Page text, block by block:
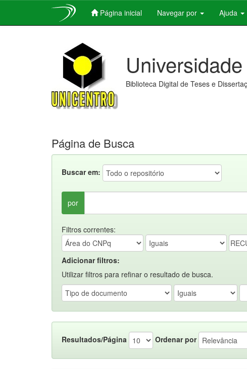
Página inicial Navegar por Ajuda
Biblioteca Digital de Teses e
Página de Busca
Buscar em:
por
Filtros correntes:
Adicionar filtros:
Utilizar filtros para refinar o resultado de busca.
Resultados/Página Ordenar por